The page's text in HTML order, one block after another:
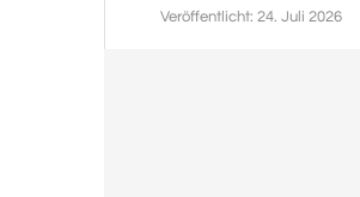
Veröffentlicht: 24. Juli 2026